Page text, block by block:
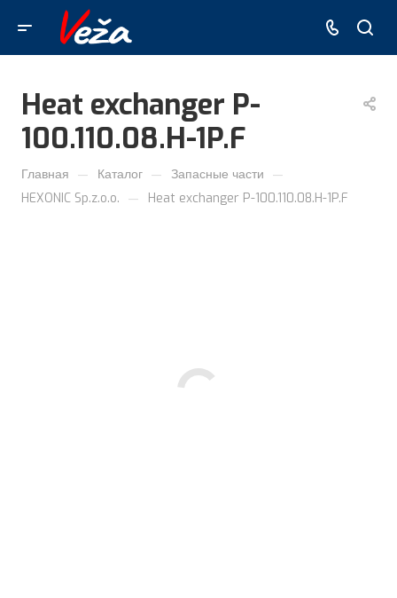
Heat exchanger P-
100.110.08.H-1P.F
Главная — Каталог — Запасные части —
HEXONIC Sp.z.o.o. — Heat exchanger P-100.110.08.H-1P.F